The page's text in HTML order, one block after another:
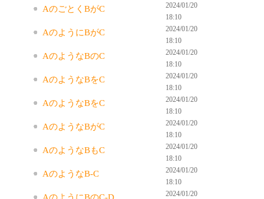
AのごとくBがC
2024/01/20
18:10
AのようにBがC
2024/01/20
18:10
AのようなBのC
2024/01/20
18:10
AのようなBをC
2024/01/20
18:10
AのようなBをC
2024/01/20
18:10
AのようなBがC
2024/01/20
18:10
AのようなBもC
2024/01/20
18:10
AのようなB-C
2024/01/20
18:10
AのようにBのC-D 2024/01/20